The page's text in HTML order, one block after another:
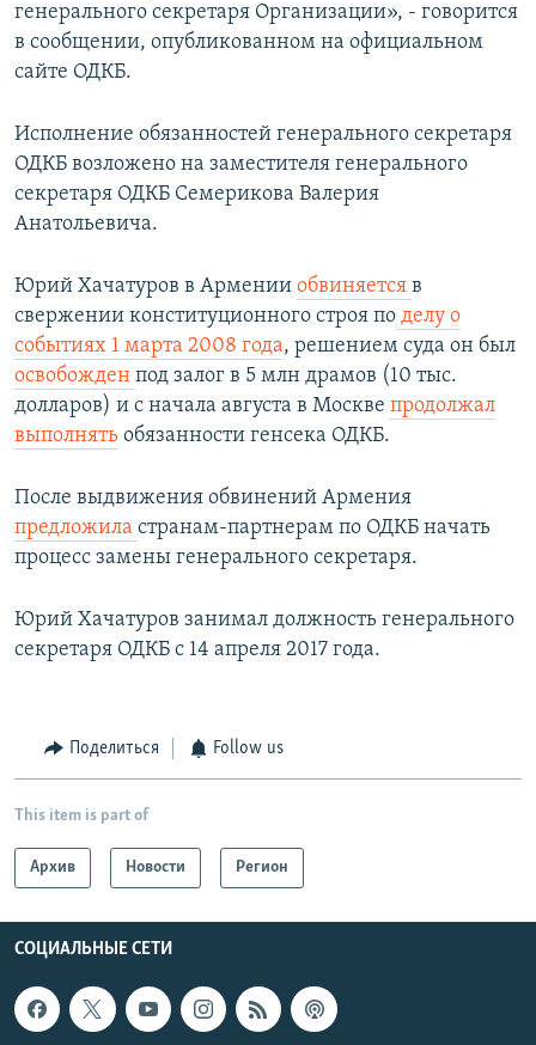
генерального секретаря Организации», - говорится
в сообщении, опубликованном на официальном
сайте ОДКБ.
Исполнение обязанностей генерального секретаря
ОДКБ возложено на заместителя генерального
секретаря ОДКБ Семерикова Валерия
Анатольевича.
Юрий Хачатуров в Армении обвиняется в
свержении конституционного строя по делу о
событиях 1 марта 2008 года, решением суда он был
освобожден под залог в 5 млн драмов (10 тыс.
долларов) и с начала августа в Москве продолжал
выполнять обязанности генсека ОДКБ.
После выдвижения обвинений Армения
предложила странам-партнерам по ОДКБ начать
процесс замены генерального секретаря.
Юрий Хачатуров занимал должность генерального
секретаря ОДКБ с 14 апреля 2017 года.
Поделиться Follow us
This item is part of
Архив Новости Регион
СОЦИАЛЬНЫЕ СЕТИ